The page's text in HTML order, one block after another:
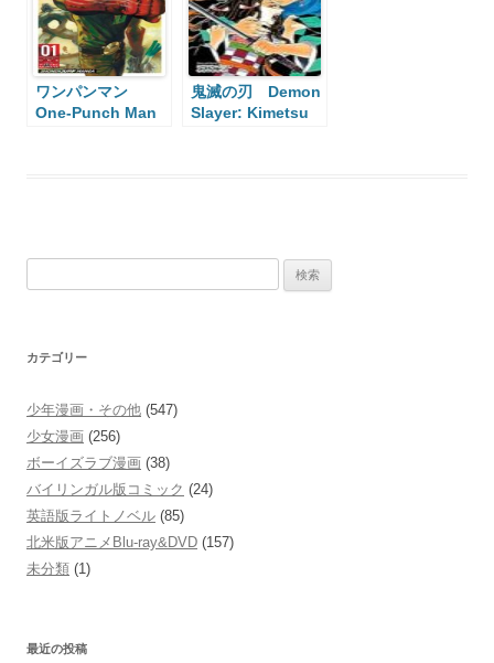
ワンパンマン
One-Punch Man
鬼滅の刃 Demon
Slayer: Kimetsu
カテゴリー
少年漫画・その他 (547)
少女漫画 (256)
ボーイズラブ漫画 (38)
バイリンガル版コミック (24)
英語版ライトノベル (85)
北米版アニメBlu-ray&DVD (157)
未分類 (1)
最近の投稿